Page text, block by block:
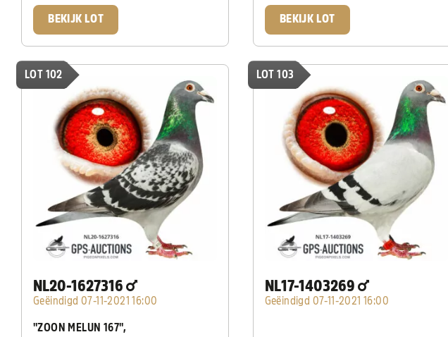
BEKIJK LOT BEKIJK LOT
LOT 102
NL20-1627316
Geëindigd 07-11-2021 16:00
"ZOON MELUN 167",
LOT 103
NL17-1403269
Geëindigd 07-11-2021 16:00